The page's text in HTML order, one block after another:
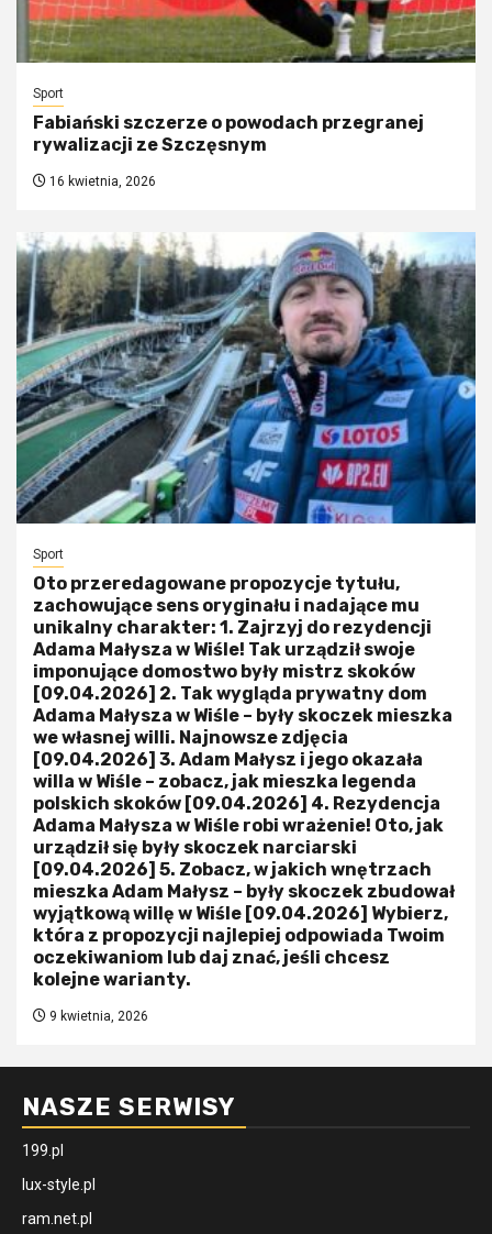
Sport
Fabiański szczerze o powodach przegranej
rywalizacji ze Szczęsnym
16 kwietnia, 2026
Sport
Oto przeredagowane propozycje tytułu,
zachowujące sens oryginału i nadające mu
unikalny charakter: 1. Zajrzyj do rezydencji
Adama Małysza w Wiśle! Tak urządził swoje
imponujące domostwo były mistrz skoków
[09.04.2026] 2. Tak wygląda prywatny dom
Adama Małysza w Wiśle – były skoczek mieszka
we własnej willi. Najnowsze zdjęcia
[09.04.2026] 3. Adam Małysz i jego okazała
willa w Wiśle – zobacz, jak mieszka legenda
polskich skoków [09.04.2026] 4. Rezydencja
Adama Małysza w Wiśle robi wrażenie! Oto, jak
urządził się były skoczek narciarski
[09.04.2026] 5. Zobacz, w jakich wnętrzach
mieszka Adam Małysz – były skoczek zbudował
wyjątkową willę w Wiśle [09.04.2026] Wybierz,
która z propozycji najlepiej odpowiada Twoim
oczekiwaniom lub daj znać, jeśli chcesz
kolejne warianty.
9 kwietnia, 2026
NASZE SERWISY
199.pl
lux-style.pl
ram.net.pl